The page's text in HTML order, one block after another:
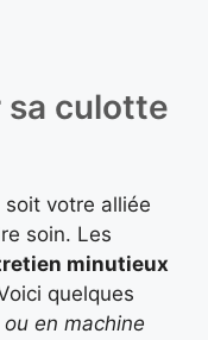
sa culotte
soit votre alliée
soin. Les
minutieux
quelques
en machine